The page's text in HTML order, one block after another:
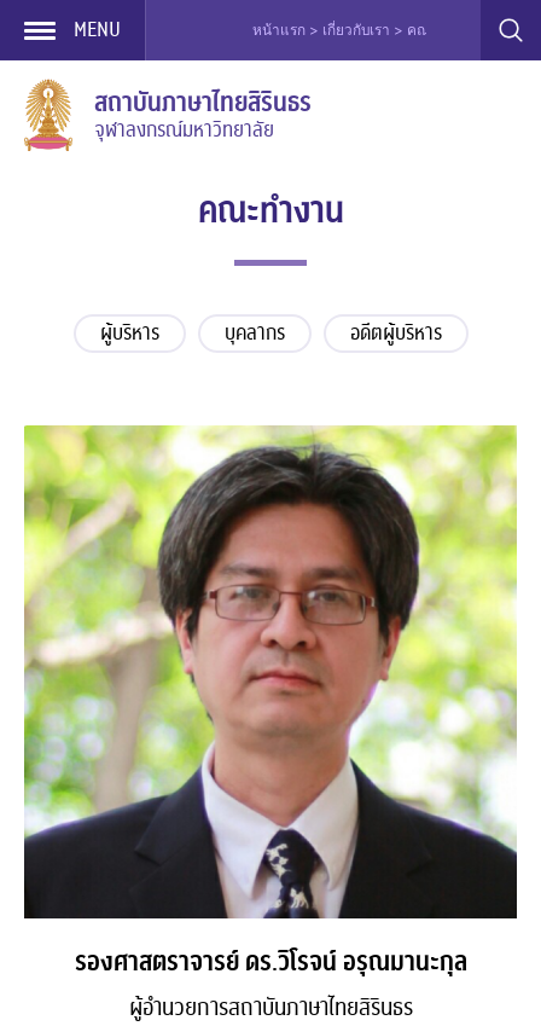
Skip
content
MENU หน้าแรก > เกี่ยวกับเรา > คณะทำงาน
สถาบันภาษาไทยสิรินธร
จุฬาลงกรณ์มหาวิทยาลัย
คณะทำงาน
ผู้บริหาร บุคลากร อดีตผู้บริหาร
รองศาสตราจารย์ ดร.วิโรจน์ อรุณมานะกุล
ผู้อำนวยการสถาบันภาษาไทยสิรินธร